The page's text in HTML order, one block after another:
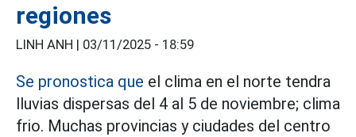
regiones
LINH ANH | 03/11/2025 - 18:59
Se pronostica que el clima en el norte tendra
lluvias dispersas del 4 al 5 de noviembre; clima
frio. Muchas provincias y ciudades del centro